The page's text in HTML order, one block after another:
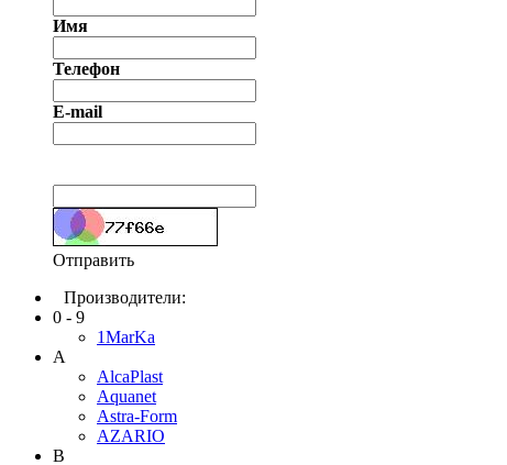
Имя
Телефон
E-mail
Отправить
Производители:
0 - 9
1MarKa
A
AlcaPlast
Aquanet
Astra-Form
AZARIO
B